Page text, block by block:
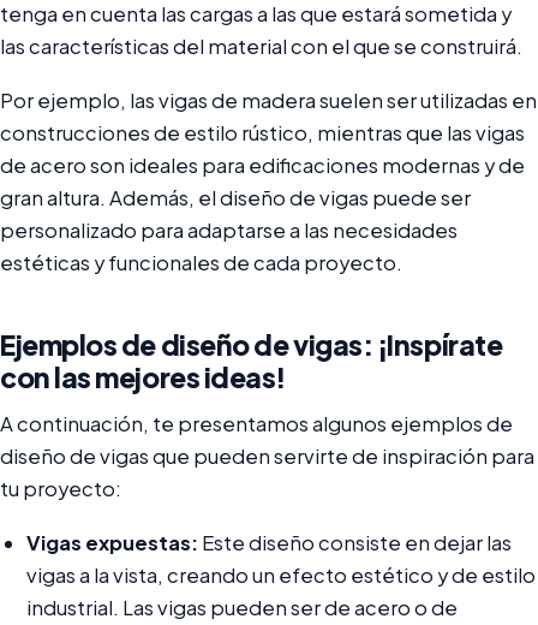
tenga en cuenta las cargas a las que estará sometida y
las características del material con el que se construirá.
Por ejemplo, las vigas de madera suelen ser utilizadas en
construcciones de estilo rústico, mientras que las vigas
de acero son ideales para edificaciones modernas y de
gran altura. Además, el diseño de vigas puede ser
personalizado para adaptarse a las necesidades
estéticas y funcionales de cada proyecto.
Ejemplos de diseño de vigas: ¡Inspírate
con las mejores ideas!
A continuación, te presentamos algunos ejemplos de
diseño de vigas que pueden servirte de inspiración para
tu proyecto:
Vigas expuestas: Este diseño consiste en dejar las
vigas a la vista, creando un efecto estético y de estilo
industrial. Las vigas pueden ser de acero o de